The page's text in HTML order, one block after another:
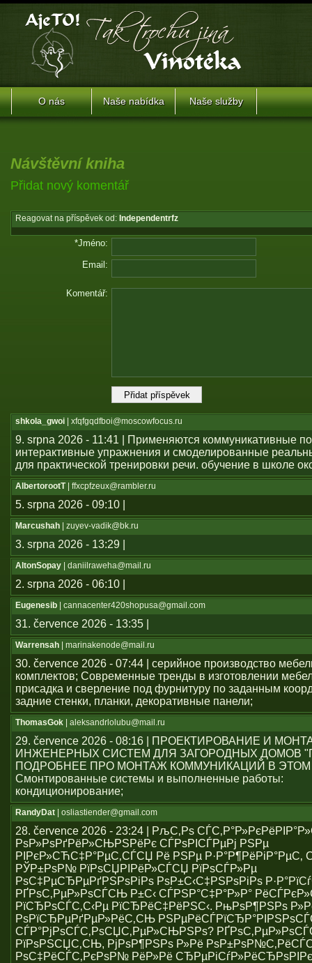
O nás Naše nabídka Naše služby
Návštěvní kniha
Přidat nový komentář
Reagovat na příspěvek od: Independentrfz
*Jméno:
Email:
Komentář:
shkola_gwoi | xfqfgqdfboi@moscowfocus.ru
9. srpna 2026 - 11:41 | Применяются коммуникативные
интерактивные упражнения и смоделированные
для практической тренировки речи. обучение в школе
AlbertorootT| ffxcpfzeux@rambler.ru
5. srpna 2026 - 09:10 |
Marcushah | zuyev-vadik@bk.ru
3. srpna 2026 - 13:29 |
AltonSopay | daniilraweha@mail.ru
2. srpna 2026 - 06:10 |
Eugenesib | cannacenter420shopusa@gmail.com
31. července 2026 - 13:35 |
Warrensah | marinakenode@mail.ru
30. července 2026 - 07:44 | серийное производство
комплектов; Современные тренды в изготовлении
присадка и сверление под фурнитуру по заданным
задние стенки, планки, декоративные панели;
ThomasGok | aleksandrlolubu@mail.ru
29. července 2026 - 08:16 | ПРОЕКТИРОВАНИЕ И
ИНЖЕНЕРНЫХ СИСТЕМ ДЛЯ ЗАГОРОДНЫХ ДОМОВ
ПОДРОБНЕЕ ПРО МОНТАЖ КОММУНИКАЦИЙ В
Смонтированные системы и выполненные работы:
кондиционирование;
RandyDat | osliastiender@gmail.com
28. července 2026 - 23:24 | РљС‚Рѕ
РѕР»РѕРґРёР»СЊРЅРёРє СЃРѕРІСЃРµРј РЅРµ
РІРєР»СЋС‡Р°РµС‚СЃСЏ Рё РЅРµ Р·Р°Р¶РёРіР°РµС‚
РЎР±РѕР№ РїРѕСЏРІРёР»СЃСЏ РїРѕСЃР»Рµ
РѕС‡РµСЂРµРґРЅРѕРіРѕ РѕР±С‹С‡РЅРѕРіРѕ
РҐРѕС‚РµР»РѕСЃСЊ Р±С‹ СЃРЅР°С‡Р°Р»Р°
РїСЂРѕСЃС‚С‹Рµ РїСЂРёС‡РёРЅС‹. РњРѕР¶РЅРѕ
РѕРїСЂРµРґРµР»РёС‚СЊ
СЃР°РјРѕСЃС‚РѕСЏС‚РµР»СЊРЅРѕ?
РїРѕРЅСЏС‚СЊ, РјРѕР¶РЅРѕ Р»Рё
РѕС‡РёСЃС‚РєРѕР№ РёР»Рё